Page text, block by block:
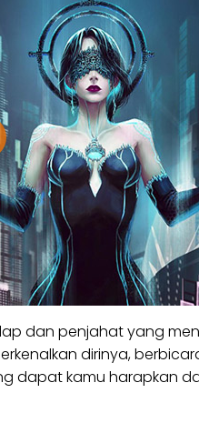
dan penjahat yang
dirinya,
dapat kamu harapkan